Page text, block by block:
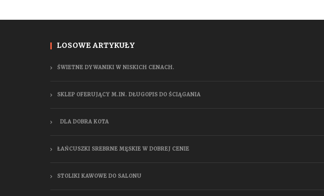
LOSOWE ARTYKUŁY
ŚWIETNE DYWANIKI W NISKICH CENACH.
SKLEP OFERUJĄCY M.IN. DŁUGOPIS DO ŚCIĄGANIA
DLA DOBRA KOTA
ŁAŃCUSZKI SREBRNE MĘSKIE W DOBREJ CENIE
STOLIKI KAWOWE DO SALONU